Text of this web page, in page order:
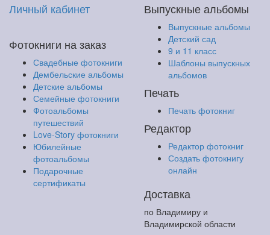
Личный кабинет
Фотокниги на заказ
Свадебные фотокниги
Дембельские альбомы
Детские альбомы
Семейные фотокниги
Фотоальбомы
путешествий
Love-Story фотокниги
Юбилейные
фотоальбомы
Подарочные
сертификаты
Выпускные альбомы
Выпускные альбомы
Детский сад
9 и 11 класс
Шаблоны выпускных
альбомов
Печать
Печать фотокниг
Редактор
Редактор фотокниг
Создать фотокнигу
онлайн
Доставка
по Владимиру и
Владимирской области